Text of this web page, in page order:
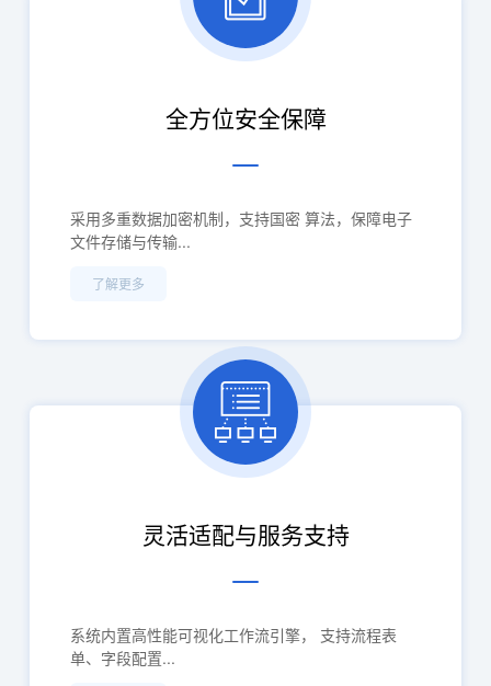
全方位安全保障
采用多重数据加密机制，支持国密 算法，保障电子
文件存储与传输...
了解更多
灵活适配与服务支持
系统内置高性能可视化工作流引擎， 支持流程表
单、字段配置...